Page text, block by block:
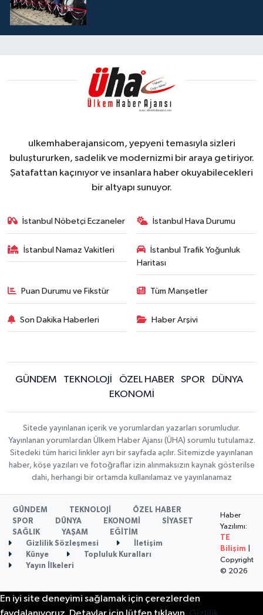
ulkemhaberajansicom, yepyeni temasıyla sizleri
buluştururken, sadelik ve modernizmi bir araya getiriyor.
Şatafattan kaçınıyor ve insanlara haber okuyabilecekleri
bir altyapı sunuyor.
İstanbul Nöbetçi Eczaneler İstanbul Hava Durumu
İstanbul Namaz Vakitleri
İstanbul Trafik Yoğunluk
Haritası
Puan Durumu ve Fikstür Tüm Manşetler
Son Dakika Haberleri Haber Arşivi
GÜNDEM TEKNOLOJİ ÖZEL HABER SPOR
DÜNYA
EKONOMİ
Sitede yayınlanan içerik ve yorumlardan yazarları sorumludur.
Yayınlanan yorumlardan Ülkem Haber Ajansı (ÜHA) sorumlu tutulamaz.
Sitedeki tüm harici linkler ayrı bir sayfada açılır. Sitemizde yayınlanan
haber, köşe yazıları ve fotoğraflar izin alınmaksızın kaynak gösterilse
dahi, herhangi bir ortamda kullanılamaz ve yayınlanamaz
GÜNDEM TEKNOLOJİ
ÖZEL HABER
SPOR
DÜNYA EKONOMİ
SİYASET
SAĞLIK
YAŞAM
EĞİTİM
Gizlilik Sözleşmesi
İletişim
Künye
Topluluk Kuralları
Yayın İlkeleri
Haber
Yazılımı:
TE
Bilişim
Copyright
© 2026
En iyi site deneyimi sağlamak için çerezlerden